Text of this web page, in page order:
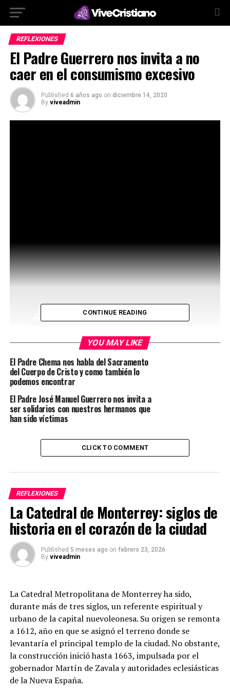
REFLEXIONES
El Padre Guerrero nos invita a no
caer en el consumismo excesivo
Published 6 años ago on diciembre 14, 2020
By viveadmin
RELATED TOPICS: PADRE CHEMA
PADRE GUERRERO
REFLEXIONES NAVIDEÑAS
UP NEXT
JESUS NO QUISO TEMPLOS / BAJA A DIOS DE LAS NUBES.
Luis Alfredo Díaz. SAGE /ILP
CONTINUE READING
YOU MAY LIKE
El Padre Chema nos habla del Sacramento
del Cuerpo de Cristo y como también lo
podemos encontrar
El Padre José Manuel Guerrero nos invita a
ser solidarios con nuestros hermanos que
han sido víctimas
CLICK TO COMMENT
REFLEXIONES
La Catedral de Monterrey: siglos de
historia en el corazón de la ciudad
Published 5 meses ago on febrero 23, 2026
By viveadmin
La Catedral Metropolitana de Monterrey ha sido,
durante más de tres siglos, un referente espiritual y
urbano de la capital nuevoleonesa. Su origen se remonta
a 1612, año en que se asignó el terreno donde se
levantaría el principal templo de la ciudad. No obstante,
la construcción inició hasta 1663, impulsada por el
gobernador Martín de Zavala y autoridades eclesiásticas
de la Nueva España.